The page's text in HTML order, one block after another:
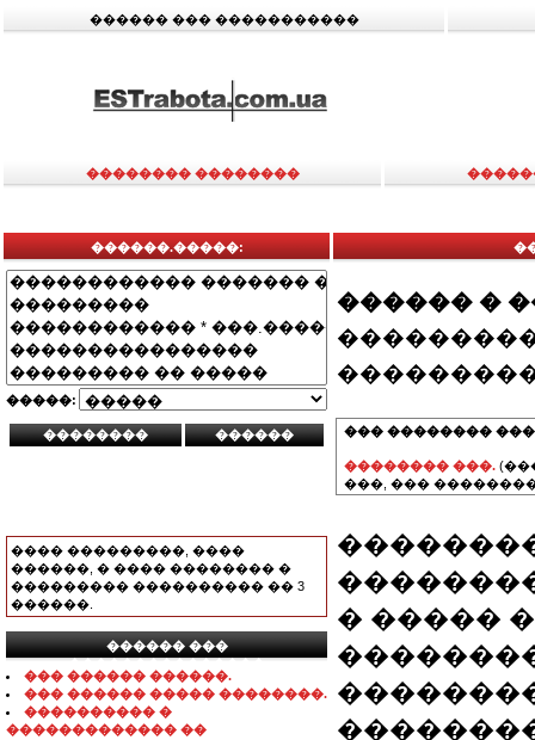
������ ��� �����������
�������� ��������
������.�����:
�����:
���� ���������, ����
������, � ���� �������� �
��������� ���������� �� 3
������.
������ ���
���������������
��� ������ ������.
��� ������ ����� ��������.
���������� �
������������� ��
������ �
��� ��������
�������� ���.
���, ���
� �����